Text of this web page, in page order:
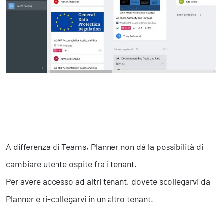
A differenza di Teams, Planner non dà la possibilità di
cambiare utente ospite fra i tenant.
Per avere accesso ad altri tenant, dovete scollegarvi da
Planner e ri-collegarvi in un altro tenant.